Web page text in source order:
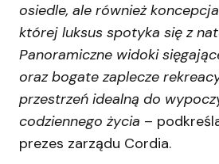
osiedle, ale również
której luksus spotyka się z
Panoramiczne widoki
oraz bogate zaplecze
przestrzeń idealną do
codziennego życia –
prezes zarządu Cordia.